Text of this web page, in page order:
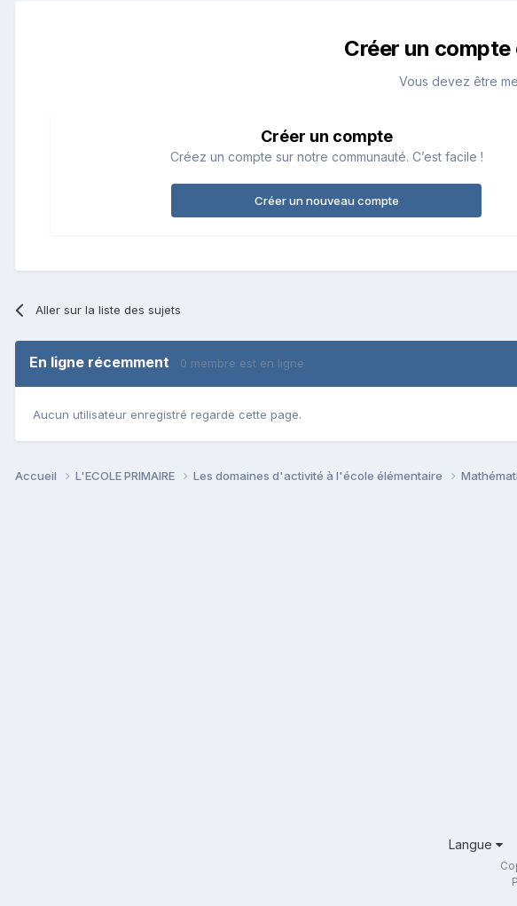
Créer un
Vous devez être
Créer un compte
Créez un compte sur notre communauté. C’est facile !
Créer un nouveau compte
Aller sur la liste des sujets
En ligne récemment 0 membre est en ligne
Aucun utilisateur enregistré regarde cette page.
Accueil L'ECOLE PRIMAIRE Les domaines d'activité à l'école élémentaire
Langue